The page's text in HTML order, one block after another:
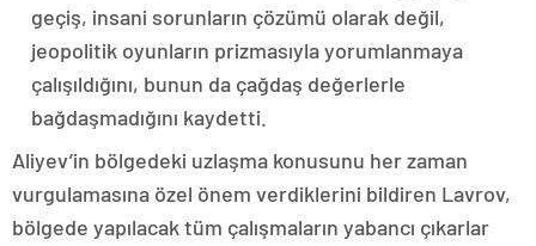
geçiş, insani sorunların çözümü olarak değil,
jeopolitik oyunların prizmasıyla yorumlanmaya
çalışıldığını, bunun da çağdaş değerlerle
bağdaşmadığını kaydetti.
Aliyev’in bölgedeki uzlaşma konusunu her zaman
vurgulamasına özel önem verdiklerini bildiren Lavrov,
bölgede yapılacak tüm çalışmaların yabancı çıkarlar